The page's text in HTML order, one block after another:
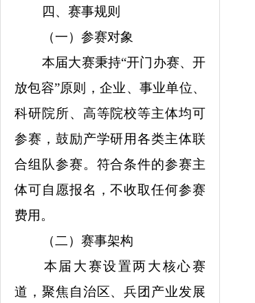
四、赛事规则
（一）参赛对象
本届大赛秉持“开门办赛、开
放包容”原则，企业、事业单位、
科研院所、高等院校等主体均可
参赛，鼓励产学研用各类主体联
合组队参赛。符合条件的参赛主
体可自愿报名，不收取任何参赛
费用。
（二）赛事架构
本届大赛设置两大核心赛
道，聚焦自治区、兵团产业发展